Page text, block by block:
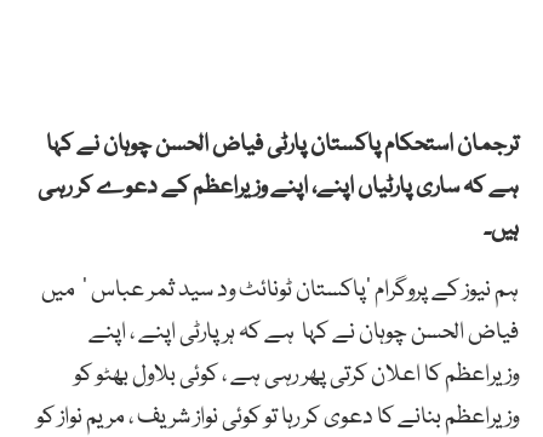
ترجمان استحکام پاکستان پارٹی فیاض الحسن چوہان نے کہا
ہے کہ ساری پارٹیاں اپنے، اپنے وزیراعظم کے دعوے کر رہی
ہیں۔
ہم نیوز کے پروگرام ‘پاکستان ٹونائٹ ود سید ثمر عباس ‘ میں
فیاض الحسن چوہان نے کہا ہے کہ ہر پارٹی اپنے ، اپنے
وزیراعظم کا اعلان کرتی پھر رہی ہے ، کوئی بلاول بھٹو کو
وزیراعظم بنانے کا دعوی کر رہا تو کوئی نواز شریف ، مریم نواز کو